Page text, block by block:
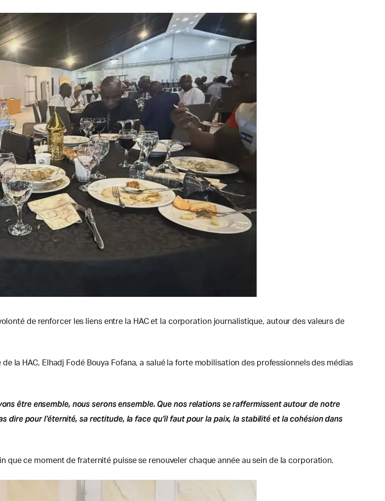
de renforcer les liens entre la HAC et la corporation journalistique, autour des valeurs de
la HAC, Elhadj Fodé Bouya Fofana, a salué la forte mobilisation des professionnels des médias
être ensemble, nous serons ensemble. Que nos relations se raffermissent autour de notre
pour l’éternité, sa rectitude, la face qu’il faut pour la paix, la stabilité et la cohésion dans
que ce moment de fraternité puisse se renouveler chaque année au sein de la corporation.